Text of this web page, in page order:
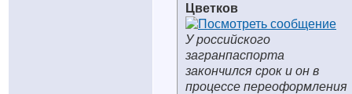
Цветков
У российского
загранпаспорта
закончился срок и он в
процессе переоформления